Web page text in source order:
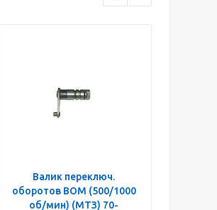
Валик переключ.
оборотов ВОМ (500/1000
об/мин) (МТЗ) 70-